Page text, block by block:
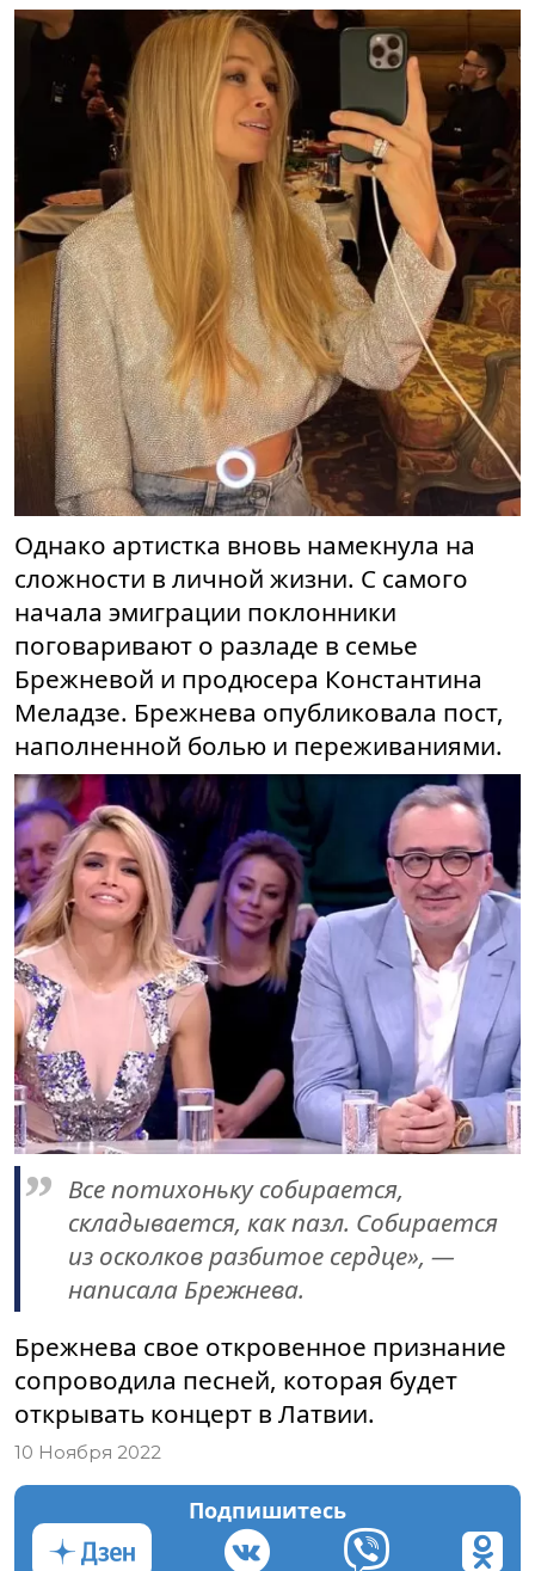
Однако артистка вновь намекнула на
сложности в личной жизни. С самого
начала эмиграции поклонники
поговаривают о разладе в семье
Брежневой и продюсера Константина
Меладзе. Брежнева опубликовала пост,
наполненной болью и переживаниями.
Все потихоньку собирается,
складывается, как пазл. Собирается
из осколков разбитое сердце», —
написала Брежнева.
Брежнева свое откровенное признание
сопроводила песней, которая будет
открывать концерт в Латвии.
10 Ноября 2022
Подпишитесь